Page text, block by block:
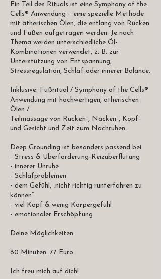
​Ein Teil des Rituals ist eine Symphony of the
Cells® Anwendung – eine spezielle Methode
mit ätherischen Ölen, die entlang von Rücken
und Füßen aufgetragen werden. Je nach
Thema werden unterschiedliche Öl-
Kombinationen verwendet, z. B. zur
Unterstützung von Entspannung,
Stressregulation, Schlaf oder innerer Balance.​
Inklusive: Fußritual / Symphony of the Cells®
Anwendung mit hochwertigen, ätherischen
Ölen /
Teilmassage von Rücken-, Nacken-, Kopf-
und Gesicht und Zeit zum Nachruhen.
​Deep Grounding ist besonders passend bei​
- Stress & Überforderung-Reizüberflutung
- innerer Unruhe
- Schlafproblemen
- dem Gefühl, „nicht richtig runterfahren zu
können“
- viel Kopf & wenig Körpergefühl
- emotionaler Erschöpfung
​Deine Möglichkeiten:
60 Minuten: 77 Euro
Ich freu mich auf dich!